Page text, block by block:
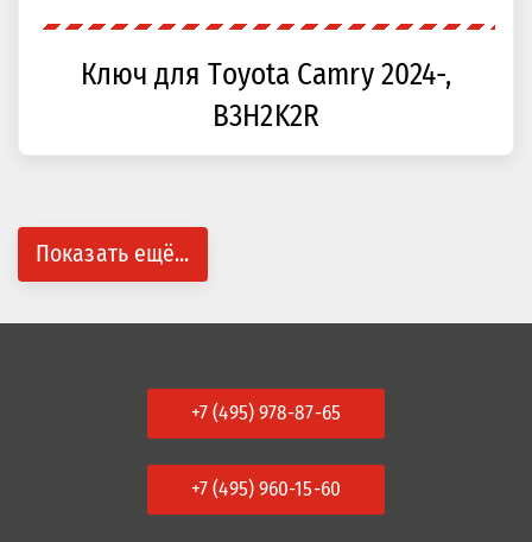
Ключ для Toyota Camry 2024-,
B3H2K2R
Показать ещё...
+7 (495) 978-87-65
+7 (495) 960-15-60